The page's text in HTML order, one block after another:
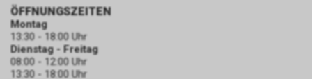
ÖFFNUNGSZEITEN
Montag
13:30 - 18:00 Uhr
Dienstag - Freitag
08:00 - 12:00 Uhr
13:30 - 18:00 Uhr